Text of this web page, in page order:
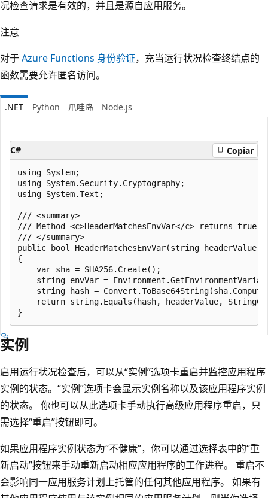
况检查请求是有效的，并且是源自应用服务。
注意
对于Azure Functions 身份验证，充当运行状况检查终结点的
函数需要允许匿名访问。
.NET Python 爪哇岛 Node.js
C# Copiar
using System;
using System.Security.Cryptography;
using System.Text;
/// <summary>
/// Method <c>HeaderMatchesEnvVar</c> returns true if
/// </summary>
public bool HeaderMatchesEnvVar(string headerValue)
{
    var sha = SHA256.Create();
string envVar =
string hash =
return string.Equals(hash, headerValue,
实例
启用运行状况检查后，可以从“实例”选项卡重启并监控应用程序
实例的状态。“实例”选项卡会显示实例名称以及该应用程序实例
的状态。 你也可以从此选项卡手动执行高级应用程序重启，只
需选择“重启”按钮即可。
如果应用程序实例状态为“不健康”，你可以通过选择表中的“重
新启动”按钮来手动重新启动相应应用程序的工作进程。 重启不
会影响同一应用服务计划上托管的任何其他应用程序。 如果有